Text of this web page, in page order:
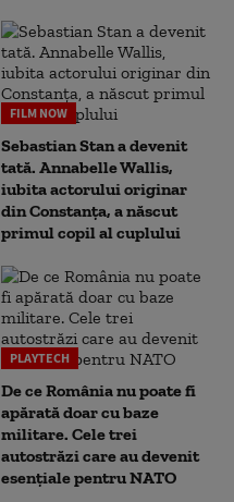
FILM NOW
Sebastian Stan a devenit
tată. Annabelle Wallis,
iubita actorului originar
din Constanța, a născut
primul copil al cuplului
PLAYTECH
De ce România nu poate fi
apărată doar cu baze
militare. Cele trei
autostrăzi care au devenit
esențiale pentru NATO